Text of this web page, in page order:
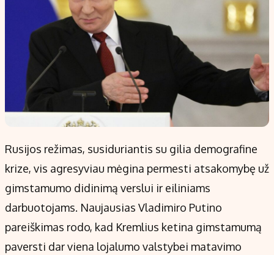
Rusijos režimas, susiduriantis su gilia demografine
krize, vis agresyviau mėgina permesti atsakomybę už
gimstamumo didinimą verslui ir eiliniams
darbuotojams. Naujausias Vladimiro Putino
pareiškimas rodo, kad Kremlius ketina gimstamumą
paversti dar viena lojalumo valstybei matavimo